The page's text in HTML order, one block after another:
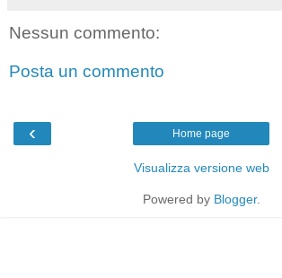
Nessun commento:
Posta un commento
‹ Home page
Visualizza versione web
Powered by Blogger.